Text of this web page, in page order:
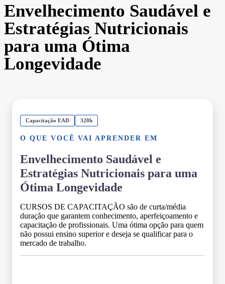
Envelhecimento Saudável e
Estratégias Nutricionais
para uma Ótima
Longevidade
Capacitação EAD 320h
O QUE VOCÊ VAI APRENDER EM
Envelhecimento Saudável e
Estratégias Nutricionais para uma
Ótima Longevidade
CURSOS DE CAPACITAÇÃO são de curta/média
duração que garantem conhecimento, aperfeiçoamento e
capacitação de profissionais. Uma ótima opção para quem
não possui ensino superior e deseja se qualificar para o
mercado de trabalho.